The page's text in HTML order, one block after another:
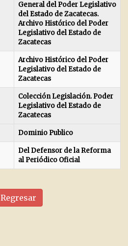
General del Poder Legislativo
del Estado de Zacatecas.
Archivo Histórico del Poder
Legislativo del Estado de
Zacatecas
Archivo Histórico del Poder
Legislativo del Estado de
Zacatecas
Colección Legislación. Poder
Legislativo del Estado de
Zacatecas
Dominio Publico
Del Defensor de la Reforma
al Periódico Oficial
Regresar